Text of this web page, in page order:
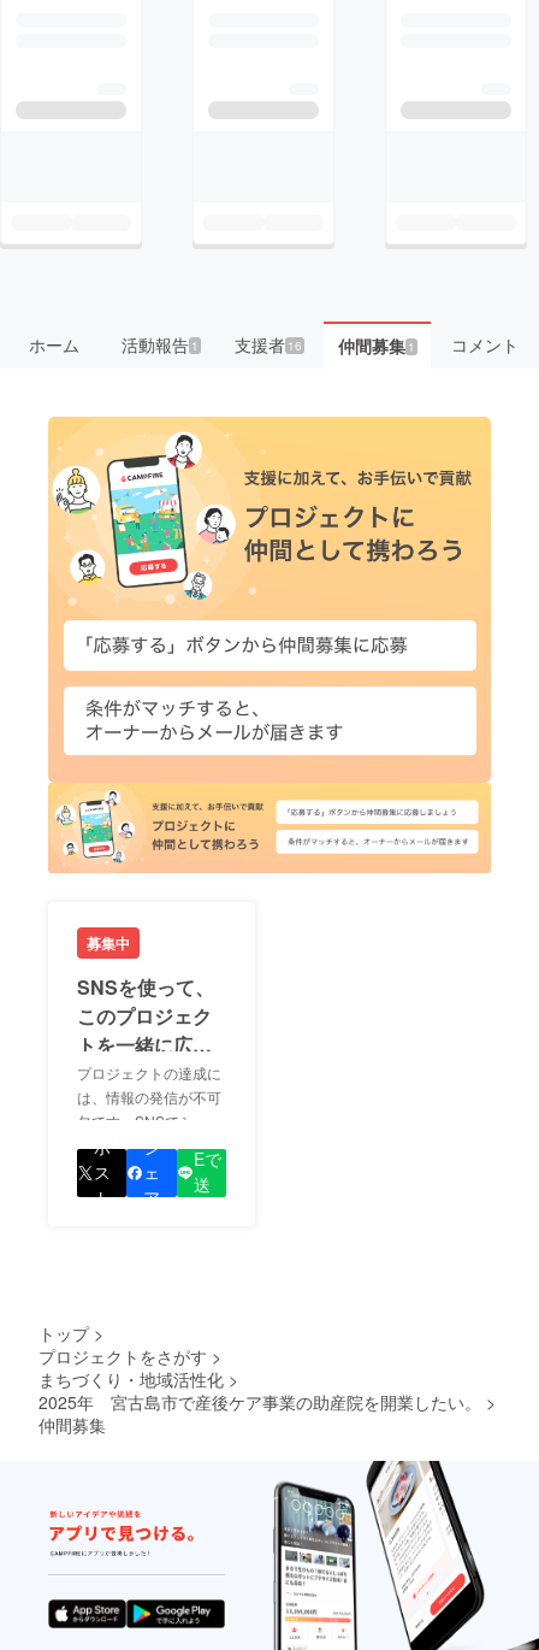
ホーム 活動報告1 支援者 16 仲間募集 1 コメント
募集中
SNSを使って、
このプロジェク
トを一緒に広め
ましょう！
プロジェクトの達成に
は、情報の発信が不可
欠です。SNSでシェア
をして、あなたが応援
しているプロジェクト
の良さを知ってもらい
ポ
ス
ト
シ
ェ
ア
Eで
送
トップ >
プロジェクトをさがす >
まちづくり・地域活性化 >
2025年 宮古島市で産後ケア事業の助産院を開業したい。
>
仲間募集